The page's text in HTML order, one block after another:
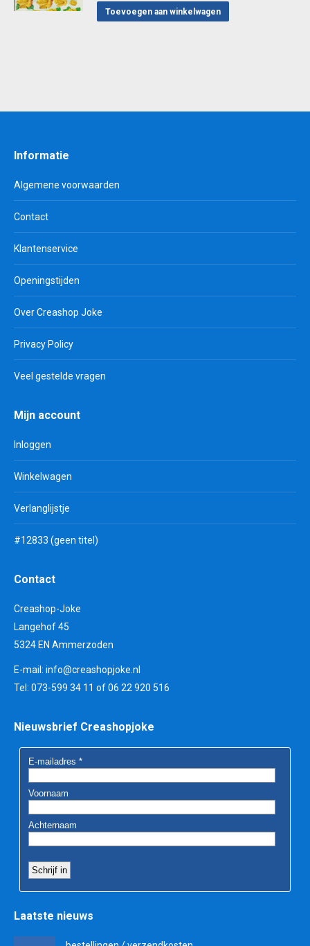
Toevoegen aan winkelwagen
Informatie
Algemene voorwaarden
Contact
Klantenservice
Openingstijden
Over Creashop Joke
Privacy Policy
Veel gestelde vragen
Mijn account
Inloggen
Winkelwagen
Verlanglijstje
#12833 (geen titel)
Contact
Creashop-Joke
Langehof 45
5324 EN Ammerzoden
E-mail: info@creashopjoke.nl
Tel: 073-599 34 11 of 06 22 920 516
Nieuwsbrief Creashopjoke
Laatste nieuws